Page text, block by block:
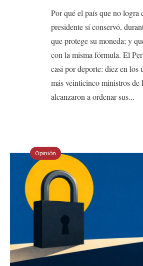
Por qué el país que no logra
presidente sí conservó,
que protege su moneda; y
con la misma fórmula. El
casi por deporte: diez en los
más veinticinco ministros de
alcanzaron a ordenar sus...
Opinión